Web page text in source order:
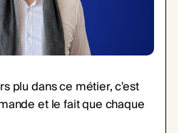
plu dans ce métier, c'est
et le fait que chaque